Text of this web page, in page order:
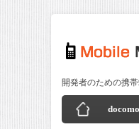
開発者のための携
docomo